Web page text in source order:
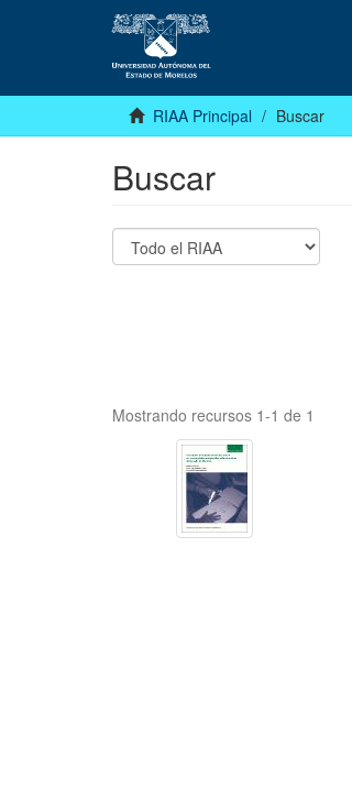
RIAA Principal Buscar
Buscar
Mostrando recursos 1-1 de 1